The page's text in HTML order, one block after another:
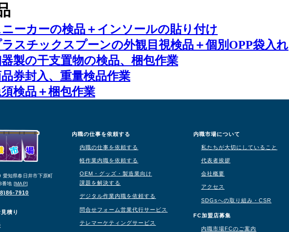
ーカーの検品＋インソールの貼り付け
スチックスプーンの外観目視検品＋個別OPP袋入れ
製の干支置物の検品、梱包作業
券封入、重量検品作業
検品＋梱包作業
愛知県春日井市下原町
番地 [MAP]
7910
積り
内職の仕事を依頼する
内職の仕事を依頼する
軽作業内職を依頼する
OEM・グッズ・製造業向け
課題を解決する
デジタル作業内職を依頼する
問合せフォーム営業代行サービス
テレマーケティングサービス
内職市場について
私たちが大切にしていること
代表者挨拶
会社概要
アクセス
SDGsへの取り組み・CSR
FC加盟店募集
内職市場FCのご案内